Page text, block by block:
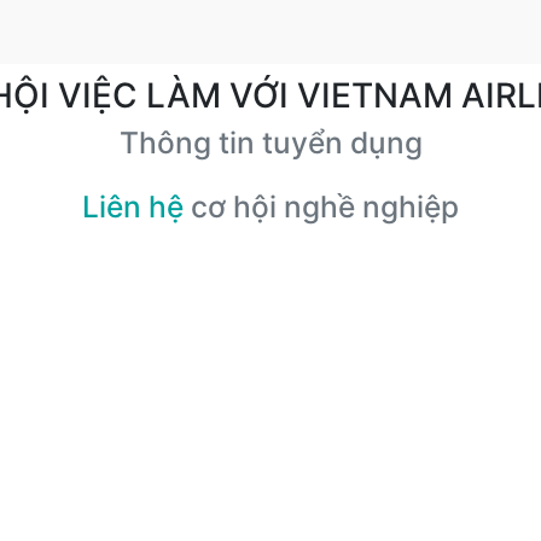
VIỆC LÀM VỚI VIETNAM
Thông tin tuyển dụng
Liên hệ cơ hội nghề nghiệp